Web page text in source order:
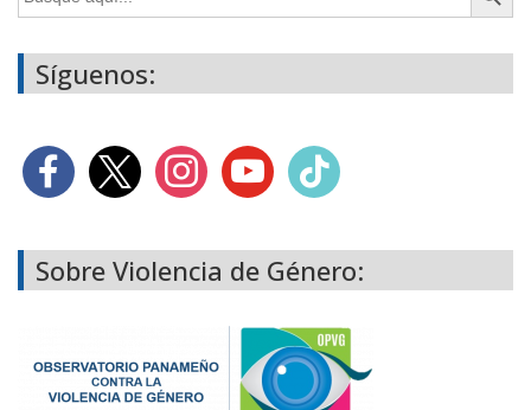
Síguenos:
Sobre Violencia de Género: